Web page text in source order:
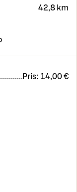
42,8 km
Pris: 14,00 €